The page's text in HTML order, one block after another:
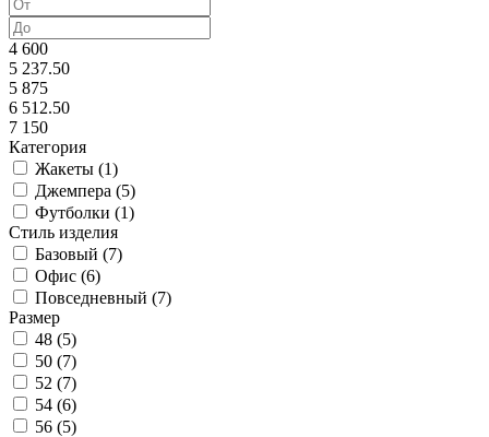
4 600
5 237.50
5 875
6 512.50
7 150
Категория
Жакеты (1)
Джемпера (5)
Футболки (1)
Стиль изделия
Базовый (7)
Офис (6)
Повседневный (7)
Размер
48 (5)
50 (7)
52 (7)
54 (6)
56 (5)